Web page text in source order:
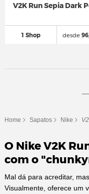
V2K Run Sepia Dark
1 Shop desde
Home Sapatos Nike
O Nike V2K
com o
‌Mal dá para acreditar,
Visualmente, oferece um